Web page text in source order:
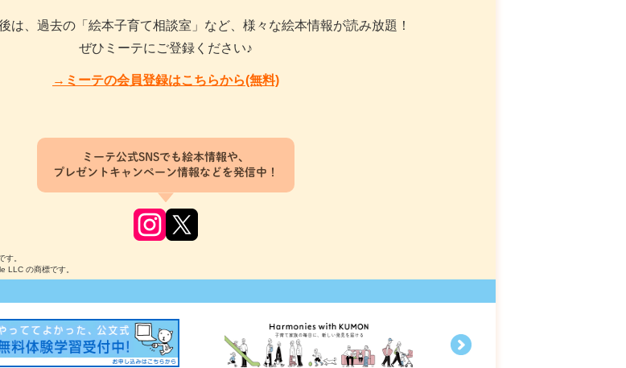
は、過去の「絵本子育て相談室」など、様々な絵本情報が読み放題！
ぜひミーテにご登録ください♪
→ミーテの会員登録はこちらから(無料)
ミーテ公式SNSでも絵本情報や、
プレゼントキャンペーン情報などを発信中！
。
LLC の商標です。